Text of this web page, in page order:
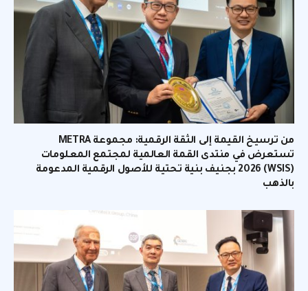
من ترسيخ القيمة إلى الثقة الرقمية: مجموعة METRA
تستعرض في منتدى القمة العالمية لمجتمع المعلومات
(WSIS) 2026 بجنيف بنية تحتية للأصول الرقمية المدعومة
بالذهب